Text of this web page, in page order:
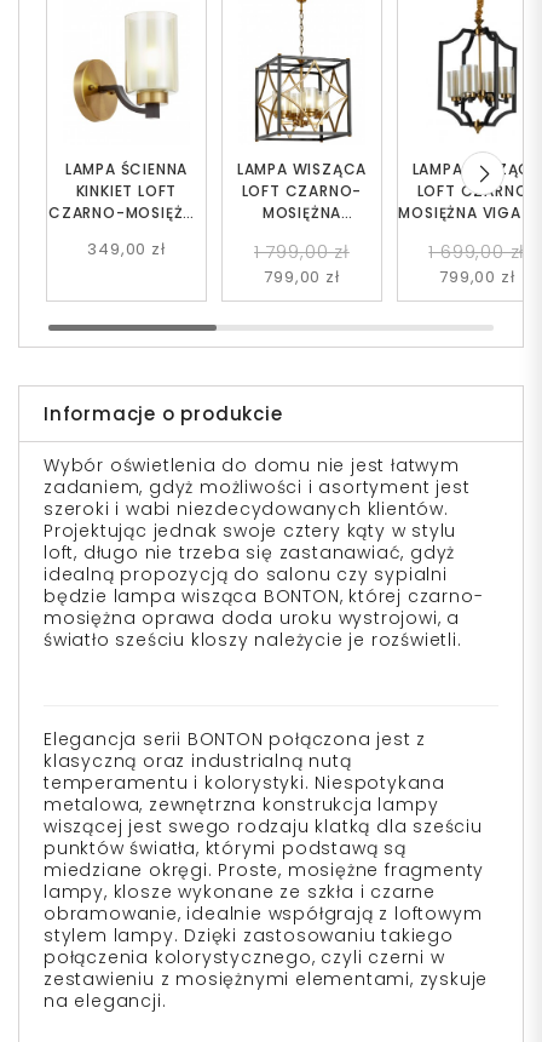
LAMPA WISZĄCA
LOFT CZARNO-
MOSIĘŻNA
1 799,00 zł
799,00 zł
LAMPA WISZĄCA
LOFT CZARNO-
MOSIĘŻNA
1 699,00 zł
799,00 zł
LAMPA ŚCIENNA
KINKIET LOFT
CZARNO-MOSIĘŻNA
349,00 zł
Informacje o produkcie
Wybór oświetlenia do domu nie jest łatwym
zadaniem, gdyż możliwości i asortyment jest
szeroki i wabi niezdecydowanych klientów.
Projektując jednak swoje cztery kąty w stylu
loft, długo nie trzeba się zastanawiać, gdyż
idealną propozycją do salonu czy sypialni
będzie lampa wisząca BONTON, której czarno-
mosiężna oprawa doda uroku wystrojowi, a
światło sześciu kloszy należycie je rozświetli.
Elegancja serii BONTON połączona jest z
klasyczną oraz industrialną nutą
temperamentu i kolorystyki. Niespotykana
metalowa, zewnętrzna konstrukcja lampy
wiszącej jest swego rodzaju klatką dla sześciu
punktów światła, którymi podstawą są
miedziane okręgi. Proste, mosiężne fragmenty
lampy, klosze wykonane ze szkła i czarne
obramowanie, idealnie współgrają z loftowym
stylem lampy. Dzięki zastosowaniu takiego
połączenia kolorystycznego, czyli czerni w
zestawieniu z mosiężnymi elementami, zyskuje
na elegancji.